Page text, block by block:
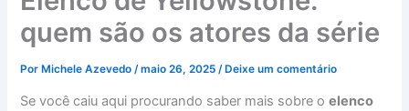
quem são os atores da série
PorMichele Azevedo /maio 26, 2025 /Deixe um comentário
Se você caiu aqui procurando saber mais sobre oelenco